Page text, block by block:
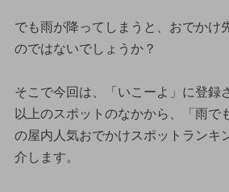
でも雨が降ってしまうと、おでかけ
のではないでしょうか？
そこで今回は、「いこーよ」に登録
以上のスポットのなかから、「雨で
の屋内人気おでかけスポットランキ
介します。